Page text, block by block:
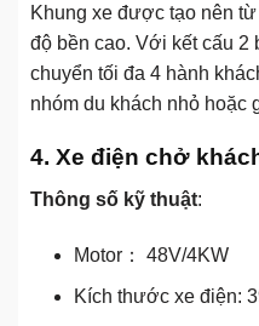
Khung xe được tạo nên
độ bền cao. Với kết cấu 2
chuyển tối đa 4 hành
nhóm du khách nhỏ hoặc
4. Xe điện chở
Thông số kỹ thuật:
Motor： 48V/4KW
Kích thước xe điện: